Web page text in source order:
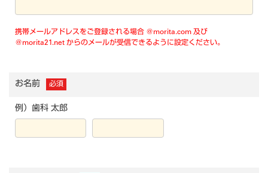
携帯メールアドレスをご登録される場合 @morita.com 及び
@morita21.net からのメールが受信できるように設定ください。
お名前 必須
例）歯科 太郎